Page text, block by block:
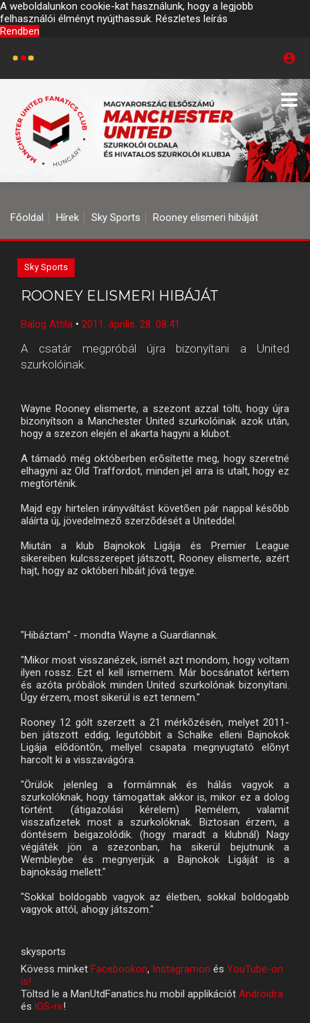
A weboldalunkon cookie-kat használunk, hogy a legjobb
felhasználói élményt nyújthassuk. Részletes leírás
Rendben
Főoldal Hírek Sky Sports Rooney elismeri hibáját
Sky Sports
ROONEY ELISMERI HIBÁJÁT
Balog Attila • 2011. április. 28. 08:41
A csatár megpróbál újra bizonyítani a United
szurkolóinak.
Wayne Rooney elismerte, a szezont azzal tölti, hogy újra
bizonyítson a Manchester United szurkolóinak azok után,
hogy a szezon elején el akarta hagyni a klubot.
A támadó még októberben erõsítette meg, hogy szeretné
elhagyni az Old Traffordot, minden jel arra is utalt, hogy ez
megtörténik.
Majd egy hirtelen irányváltást követõen pár nappal késõbb
aláírta új, jövedelmezõ szerzõdését a Uniteddel.
Miután a klub Bajnokok Ligája és Premier League
sikereiben kulcsszerepet játszott, Rooney elismerte, azért
hajt, hogy az októberi hibáit jóvá tegye.
"Hibáztam" - mondta Wayne a Guardiannak.
"Mikor most visszanézek, ismét azt mondom, hogy voltam
ilyen rossz. Ezt el kell ismernem. Már bocsánatot kértem
és azóta próbálok minden United szurkolónak bizonyítani.
Úgy érzem, most sikerül is ezt tennem."
Rooney 12 gólt szerzett a 21 mérkõzésén, melyet 2011-
ben játszott eddig, legutóbbit a Schalke elleni Bajnokok
Ligája elõdöntõn, mellyel csapata megnyugtató elõnyt
harcolt ki a visszavágóra.
"Örülök jelenleg a formámnak és hálás vagyok a
szurkolóknak, hogy támogattak akkor is, mikor ez a dolog
történt. (átigazolási kérelem) Remélem, valamit
visszafizetek most a szurkolóknak. Biztosan érzem, a
döntésem beigazolódik. (hogy maradt a klubnál) Nagy
végjáték jön a szezonban, ha sikerül bejutnunk a
Wembleybe és megnyerjük a Bajnokok Ligáját is a
bajnokság mellett."
"Sokkal boldogabb vagyok az életben, sokkal boldogabb
vagyok attól, ahogy játszom."
skysports
Kövess minket Facebookon, Instagramon és YouTube-on
is!
Töltsd le a ManUtdFanatics.hu mobil applikációt Androidra
és iOS-re!